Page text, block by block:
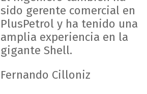
sido gerente comercial en
PlusPetrol y ha tenido una
amplia experiencia en la
gigante Shell.
Fernando Cilloniz